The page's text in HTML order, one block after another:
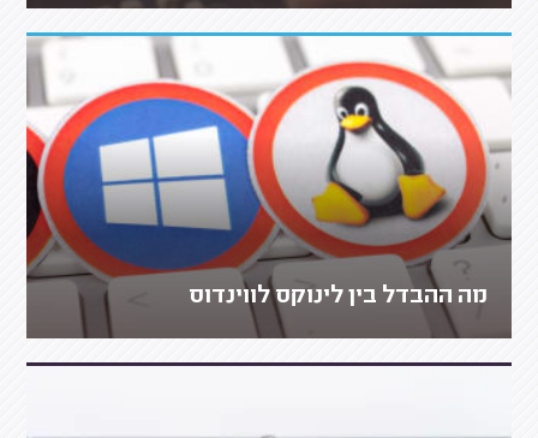
מה ההבדל בין לינוקס לווינדוס